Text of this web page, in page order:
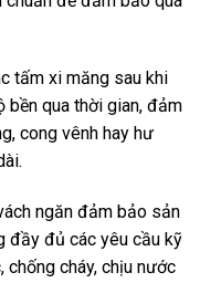
tấm xi măng sau khi
bền qua thời gian, đảm
cong vênh hay hư
ngăn đảm bảo sản
đầy đủ các yêu cầu kỹ
chống cháy, chịu nước